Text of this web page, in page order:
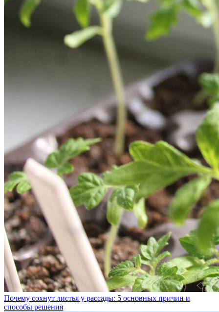
Почему сохнут листья у рассады: 5 основных причин и
способы решения